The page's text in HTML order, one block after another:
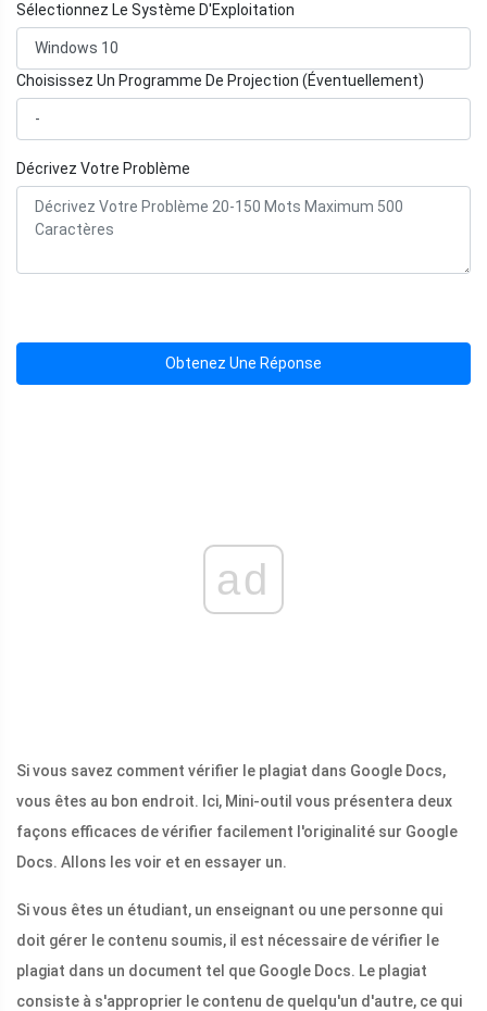
Sélectionnez Le Système D'Exploitation
Choisissez Un Programme De Projection (Éventuellement)
Décrivez Votre Problème
Obtenez Une Réponse
ad
Si vous savez comment vérifier le plagiat dans Google Docs,
vous êtes au bon endroit. Ici, Mini-outil vous présentera deux
façons efficaces de vérifier facilement l'originalité sur Google
Docs. Allons les voir et en essayer un.
Si vous êtes un étudiant, un enseignant ou une personne qui
doit gérer le contenu soumis, il est nécessaire de vérifier le
plagiat dans un document tel que Google Docs. Le plagiat
consiste à s'approprier le contenu de quelqu'un d'autre, ce qui